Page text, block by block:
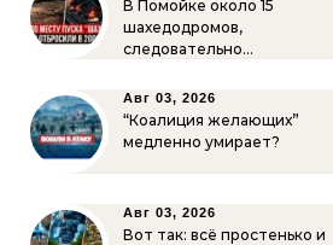
В Помойке около 15
шахедодромов,
следовательно…
Авг 03, 2026
“Коалиция желающих”
медленно умирает?
Авг 03, 2026
Вот так: всё простенько и